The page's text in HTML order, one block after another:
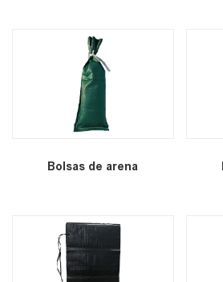
Bolsas de arena